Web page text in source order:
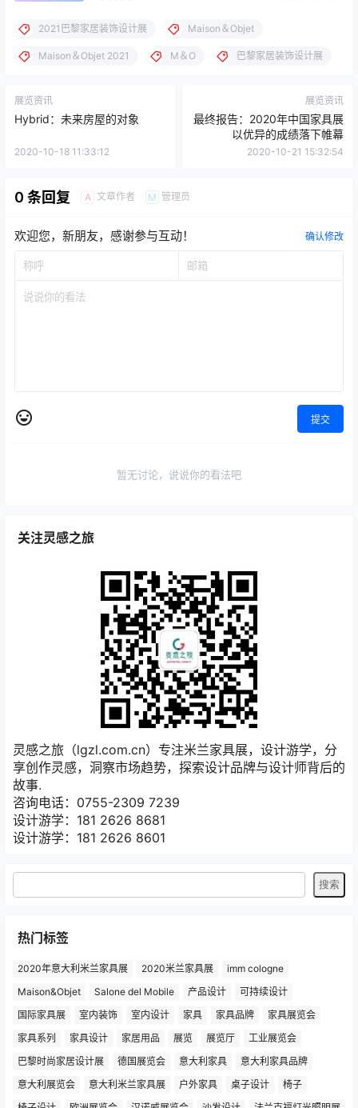
2021巴黎家居装饰设计展 Maison＆Objet
Maison＆Objet 2021 M＆O 巴黎家居装饰设计展
展览资讯
Hybrid：未来房屋的对象
2020-10-18 11:33:12
展览资讯
最终报告：2020年中国家具展
以优异的成绩落下帷幕
2020-10-21 15:32:54
0 条回复 A 文章作者 M 管理员
欢迎您，新朋友，感谢参与互动！ 确认修改
提交
暂无讨论，说说你的看法吧
关注灵感之旅
灵感之旅（lgzl.com.cn）专注米兰家具展，设计游学，分
享创作灵感，洞察市场趋势，探索设计品牌与设计师背后的
故事.
咨询电话：0755-2309 7239
设计游学：181 2626 8681
设计游学：181 2626 8601
热门标签
2020年意大利米兰家具展 2020米兰家具展
imm cologne
Maison&Objet
Salone del Mobile 产品设计
可持续设计
国际家具展
室内装饰 室内设计 家具 家具品牌
家具展览会
家具系列
家具设计 家居用品 展览 展览厅
工业展览会
巴黎时尚家居设计展
德国展览会 意大利家具
意大利家具品牌
意大利展览会
意大利米兰家具展 户外家具 桌子设计
椅子